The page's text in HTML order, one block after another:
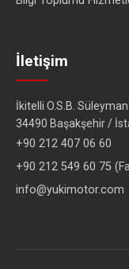
İletişim
İkitelli O.S.B.
34490 Başakşehir /
+90 212 407 06 60
+90 212 549 60 75
info@yukimotor.com